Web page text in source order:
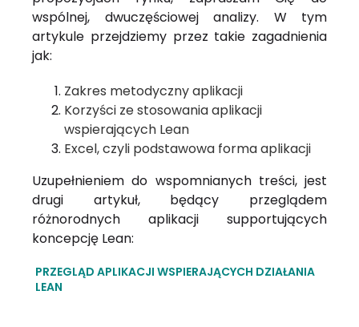
wspólnej, dwuczęściowej analizy. W tym
artykule przejdziemy przez takie zagadnienia
jak:
Zakres metodyczny aplikacji
Korzyści ze stosowania aplikacji
wspierających Lean
Excel, czyli podstawowa forma aplikacji
Uzupełnieniem do wspomnianych treści, jest
drugi artykuł, będący przeglądem
różnorodnych aplikacji supportujących
koncepcję Lean:
PRZEGLĄD APLIKACJI WSPIERAJĄCYCH DZIAŁANIA
LEAN